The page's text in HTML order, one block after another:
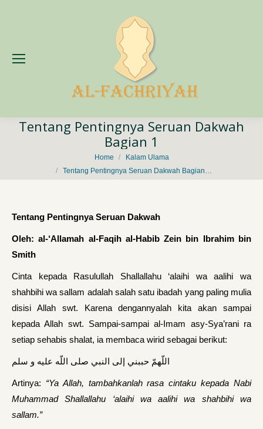
Tentang Pentingnya Seruan Dakwah
Bagian 1
Home
Kalam Ulama
Tentang Pentingnya Seruan Dakwah Bagian…
Tentang Pentingnya Seruan Dakwah
Oleh: al-‘Allamah al-Faqih al-Habib Zein bin Ibrahim bin
Smith
Cinta kepada Rasulullah Shallallahu ‘alaihi wa aalihi wa
shahbihi wa sallam adalah salah satu ibadah yang paling mulia
disisi Allah swt. Karena dengannyalah kita akan sampai
kepada Allah swt. Sampai-sampai al-Imam asy-Sya’rani ra
setiap sehabis shalat, ia membaca wirid sebagai berikut:
اللّهمّ حببني إلى النبي صلى اللّه عليه و سلم
Artinya: “Ya Allah, tambahkanlah rasa cintaku kepada Nabi
MuhammadShallallahu ‘alaihi wa aalihi wa shahbihi wa
sallam.”